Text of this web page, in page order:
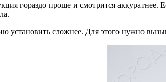
гораздо проще и смотрится
установить сложнее. Для этого нужно